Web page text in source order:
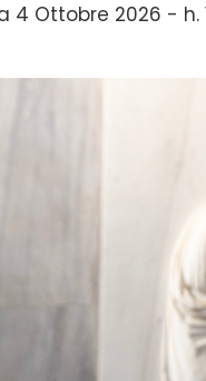
4 Ottobre 2026 - h.